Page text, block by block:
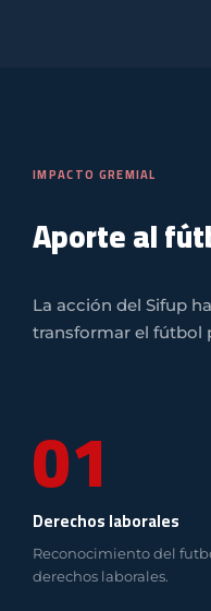
IMPACTO GREMIAL
Aporte al
La acción del Sifup
transformar el fútbol
01
Derechos laborales
Reconocimiento del
derechos laborales.